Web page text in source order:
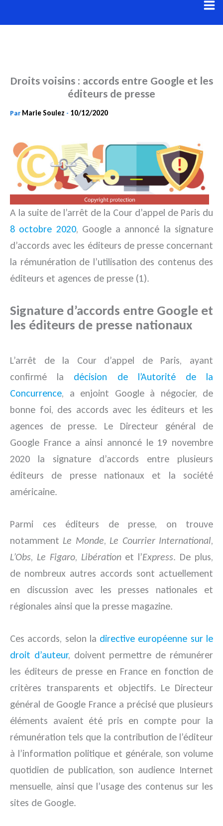
au
Droits voisins : accords entre Google et les
éditeurs de presse
Par Marie Soulez - 10/12/2020
A la suite de l’arrêt de la Cour d’appel de Paris du
8 octobre 2020, Google a annoncé la signature
d’accords avec les éditeurs de presse concernant
la rémunération de l’utilisation des contenus des
éditeurs et agences de presse (1).
Signature d’accords entre Google et
les éditeurs de presse nationaux
L’arrêt de la Cour d’appel de Paris, ayant
confirmé la décision de l’Autorité de la
Concurrence, a enjoint Google à négocier, de
bonne foi, des accords avec les éditeurs et les
agences de presse. Le Directeur général de
Google France a ainsi annoncé le 19 novembre
2020 la signature d’accords entre plusieurs
éditeurs de presse nationaux et la société
américaine.
Parmi ces éditeurs de presse, on trouve
notamment Le Monde, Le Courrier International,
L’Obs, Le Figaro, Libérationet l’Express. De plus,
de nombreux autres accords sont actuellement
en discussion avec les presses nationales et
régionales ainsi que la presse magazine.
Ces accords, selon la directive européenne sur le
droit d’auteur, doivent permettre de rémunérer
les éditeurs de presse en France en fonction de
critères transparents et objectifs. Le Directeur
général de Google France a précisé que plusieurs
éléments avaient été pris en compte pour la
rémunération tels que la contribution de l’éditeur
à l’information politique et générale, son volume
quotidien de publication, son audience Internet
mensuelle, ainsi que l’usage des contenus sur les
sites de Google.